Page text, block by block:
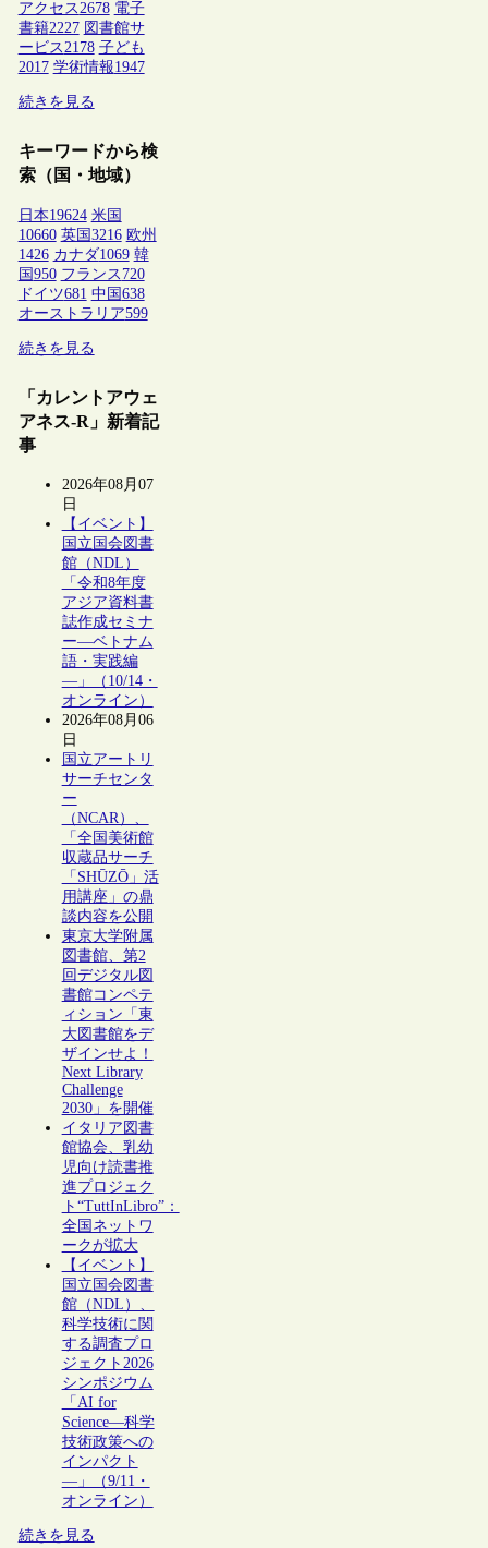
アクセス2678 電子
書籍2227 図書館サ
ービス2178 子ども
2017 学術情報1947
続きを見る
キーワードから検
索（国・地域）
日本19624 米国
10660 英国3216 欧州
1426 カナダ1069 韓
国950 フランス 720
ドイツ681 中国638
オーストラリア599
続きを見る
「カレントアウェ
アネス-R」新着記
事
2026年08月07
日
【イベント】
国立国会図書
館（NDL）
「令和8年度
アジア資料書
誌作成セミナ
ー―ベトナム
語・実践編
―」（10/14・
オンライン）
2026年08月06
日
国立アートリ
サーチセンタ
ー
（NCAR）、
「全国美術館
収蔵品サーチ
「SHŪZŌ」活
用講座」の鼎
談内容を公開
東京大学附属
図書館、第2
回デジタル図
書館コンペテ
ィション「東
大図書館をデ
ザインせよ！
Next Library
Challenge
2030」を開催
イタリア図書
館協会、乳幼
児向け読書推
進プロジェク
ト“TuttInLibro”：
全国ネットワ
ークが拡大
【イベント】
国立国会図書
館（NDL）、
科学技術に関
する調査プロ
ジェクト2026
シンポジウム
「AI for
Science―科学
技術政策への
インパクト
―」（9/11・
オンライン）
続きを見る